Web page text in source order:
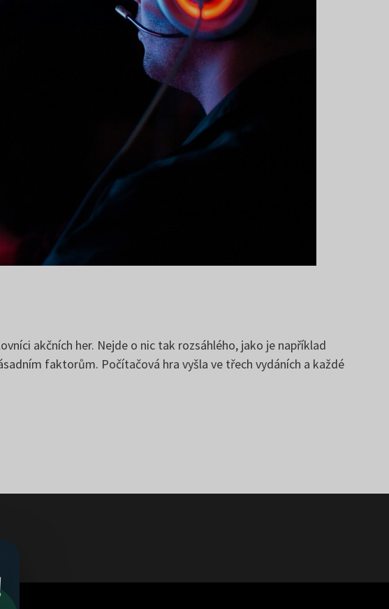
akčních her. Nejde o nic tak rozsáhlého, jako je například
faktorům. Počítačová hra vyšla ve třech vydáních a každé